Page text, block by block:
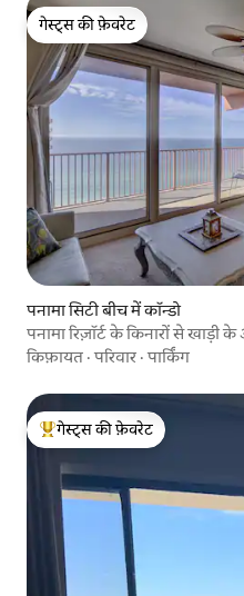
गेस्ट्स की फ़ेवरेट
गेस्ट्स की फ़ेवरेट
पनामा सिटी बीच में कॉन्डो
पनामा रिज़ॉर्ट के किनारों से खाड़ी
किफ़ायत ·परिवार ·पार्किंग
गेस्ट्स का टॉप फ़ेवरेट
गेस्ट्स की फ़ेवरेट